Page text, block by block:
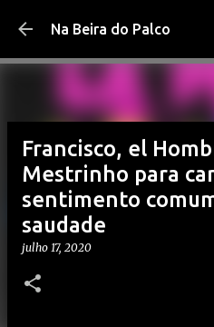
Pular para o
Na Beira do Palco
Francisco, el
Mestrinho para
sentimento
saudade
julho 17, 2020